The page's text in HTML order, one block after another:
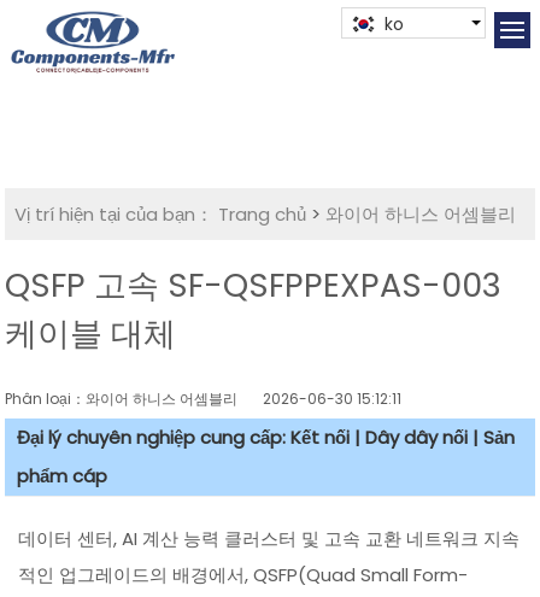
ko
Vị trí hiện tại của bạn： Trang chủ > 와이어 하니스 어셈블리
QSFP 고속 SF-QSFPPEXPAS-003
케이블 대체
Phân loại：와이어 하니스 어셈블리 2026-06-30 15:12:11
Đại lý chuyên nghiệp cung cấp: Kết nối | Dây dây nối | Sản
phẩm cáp
데이터 센터, AI 계산 능력 클러스터 및 고속 교환 네트워크 지속
적인 업그레이드의 배경에서, QSFP(Quad Small Form-